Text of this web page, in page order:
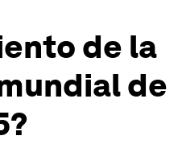
de la
de